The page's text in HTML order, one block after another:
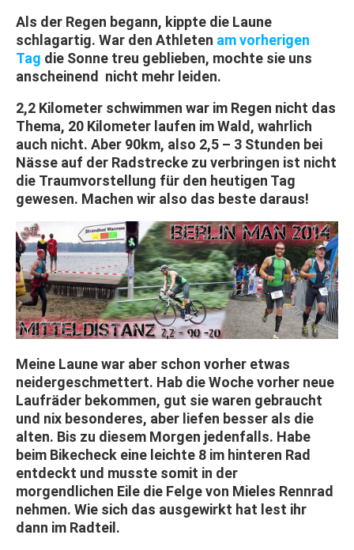
Als der Regen begann, kippte die Laune
schlagartig. War den Athleten am vorherigen
Tag die Sonne treu geblieben, mochte sie uns
anscheinend nicht mehr leiden.
2,2 Kilometer schwimmen war im Regen nicht das
Thema, 20 Kilometer laufen im Wald, wahrlich
auch nicht. Aber 90km, also 2,5 – 3 Stunden bei
Nässe auf der Radstrecke zu verbringen ist nicht
die Traumvorstellung für den heutigen Tag
gewesen. Machen wir also das beste daraus!
Meine Laune war aber schon vorher etwas
neidergeschmettert. Hab die Woche vorher neue
Laufräder bekommen, gut sie waren gebraucht
und nix besonderes, aber liefen besser als die
alten. Bis zu diesem Morgen jedenfalls. Habe
beim Bikecheck eine leichte 8 im hinteren Rad
entdeckt und musste somit in der
morgendlichen Eile die Felge von Mieles Rennrad
nehmen. Wie sich das ausgewirkt hat lest ihr
dann im Radteil.